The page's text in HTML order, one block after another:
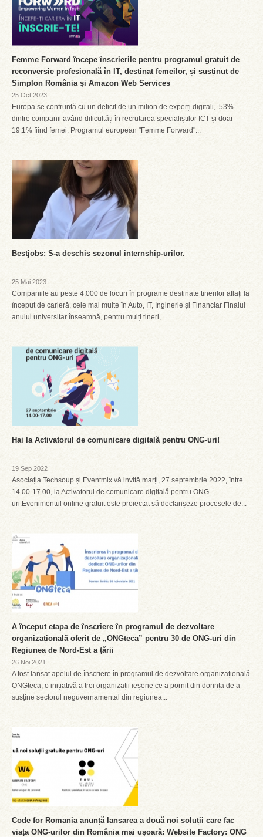
Femme Forward începe înscrierile pentru programul gratuit de
reconversie profesională în IT, destinat femeilor, și susținut de
Simplon România și Amazon Web Services
25 Oct 2023
Europa se confruntă cu un deficit de un milion de experți digitali, 53%
dintre companii având dificultăți în recrutarea specialiștilor ICT și doar
19,1% fiind femei. Programul european "Femme Forward"...
Bestjobs: S-a deschis sezonul internship-urilor.
25 Mai 2023
Companiile au peste 4.000 de locuri în programe destinate tinerilor aflați la
început de carieră, cele mai multe în Auto, IT, Inginerie și Financiar Finalul
anului universitar înseamnă, pentru mulți tineri,...
Hai la Activatorul de comunicare digitală pentru ONG-uri!
19 Sep 2022
Asociația Techsoup și Eventmix vă invită marți, 27 septembrie 2022, între
14.00-17.00, la Activatorul de comunicare digitală pentru ONG-
uri.Evenimentul online gratuit este proiectat să declanșeze procesele de...
A început etapa de înscriere în programul de dezvoltare
organizațională oferit de „ONGteca” pentru 30 de ONG-uri din
Regiunea de Nord-Est a țării
26 Noi 2021
A fost lansat apelul de înscriere în programul de dezvoltare organizațională
ONGteca, o inițiativă a trei organizații ieșene ce a pornit din dorința de a
susține sectorul neguvernamental din regiunea...
Code for Romania anunță lansarea a două noi soluții care fac
viața ONG-urilor din România mai ușoară: Website Factory: ONG